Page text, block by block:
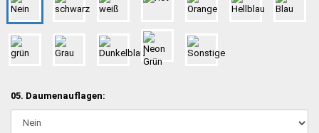
05. Daumenauflagen: